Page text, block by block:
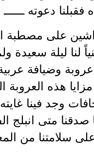
فقبلنا دعوته
على مصطبة
لنا ليلة
وضيافة عربية
هذه العروبة
وجد فينا
صدقنا متى انبلج
على سلامتنا من